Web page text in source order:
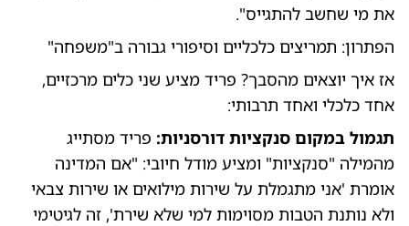
את מי שחשב להתגייס".
הפתרון: תמריצים כלכליים וסיפורי גבורה ב"משפחה"
אז איך יוצאים מהסבך? פריד מציע שני כלים מרכזיים,
אחד כלכלי ואחד תרבותי:
תגמול במקום סנקציות דורסניות: פריד מסתייג
מהמילה "סנקציות" ומציע מודל חיובי: "אם המדינה
אומרת 'אני מתגמלת על שירות מילואים או שירות צבאי
ולא נותנת הטבות מסוימות למי שלא שירת', זה לגיטימי